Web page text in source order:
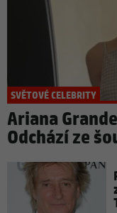
SVĚTOVÉ CELEBRITY
Ariana
Odchází ze